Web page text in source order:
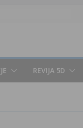
REVIJA 5D